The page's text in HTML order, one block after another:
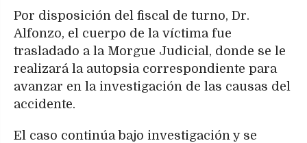
Por disposición del fiscal de turno, Dr.
Alfonzo, el cuerpo de la víctima fue
trasladado a la Morgue Judicial, donde se le
realizará la autopsia correspondiente para
avanzar en la investigación de las causas del
accidente.
El caso continúa bajo investigación y se